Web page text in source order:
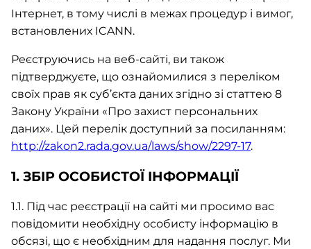
Інтернет, в тому числі в межах процедур і вимог,
встановлених ICANN.
Реєструючись на веб-сайті, ви також
підтверджуєте, що ознайомилися з переліком
своїх прав як суб’єкта даних згідно зі статтею 8
Закону України «Про захист персональних
даних». Цей перелік доступний за посиланням:
http://zakon2.rada.gov.ua/laws/show/2297-17.
1. ЗБІР ОСОБИСТОЇ ІНФОРМАЦІЇ
1.1. Під час реєстрації на сайті ми просимо вас
повідомити необхідну особисту інформацію в
обсязі, що є необхідним для надання послуг. Ми